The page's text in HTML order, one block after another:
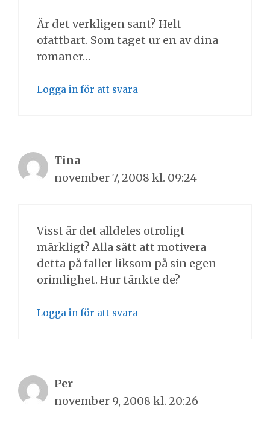
Är det verkligen sant? Helt
ofattbart. Som taget ur en av dina
romaner…
Logga in för att svara
Tina
november 7, 2008 kl. 09:24
Visst är det alldeles otroligt
märkligt? Alla sätt att motivera
detta på faller liksom på sin egen
orimlighet. Hur tänkte de?
Logga in för att svara
Per
november 9, 2008 kl. 20:26